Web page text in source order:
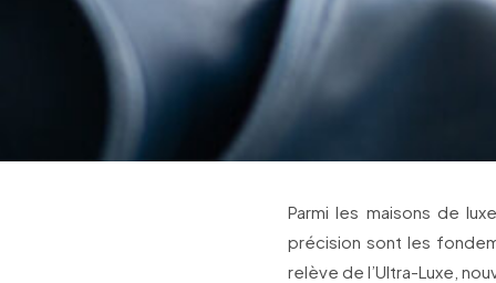
Parmi les maisons de
précision sont les
relève de l’Ultra-Luxe,